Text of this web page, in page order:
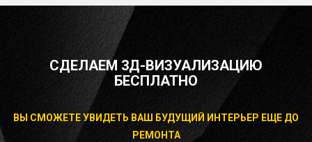
СДЕЛАЕМ 3Д-ВИЗУАЛИЗАЦИЮ
БЕСПЛАТНО
ВЫ СМОЖЕТЕ УВИДЕТЬ ВАШ БУДУЩИЙ ИНТЕРЬЕР ЕЩЕ ДО
РЕМОНТА